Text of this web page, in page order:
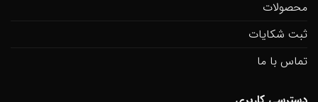
محصولات
ثبت شکایات
تماس با ما